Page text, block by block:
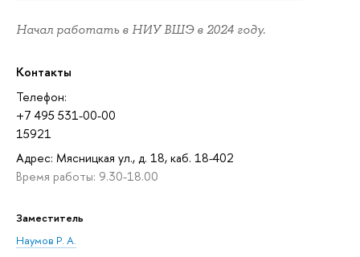
Начал работать в НИУ ВШЭ в 2024 году.
Контакты
Телефон:
+7 495 531-00-00
15921
Адрес: Мясницкая ул., д. 18, каб. 18-402
Время работы: 9.30-18.00
Заместитель
Наумов Р. А.